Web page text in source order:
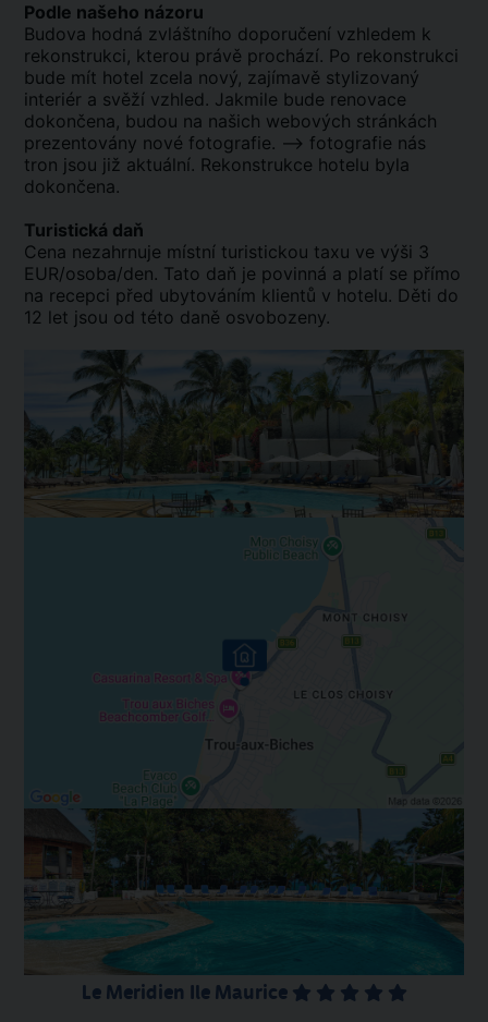
Podle našeho názoru
Budova hodná zvláštního doporučení vzhledem k
rekonstrukci, kterou právě prochází. Po rekonstrukci
bude mít hotel zcela nový, zajímavě stylizovaný
interiér a svěží vzhled. Jakmile bude renovace
dokončena, budou na našich webových stránkách
prezentovány nové fotografie. --> fotografie nás
tron jsou již aktuální. Rekonstrukce hotelu byla
dokončena.
Turistická daň
Cena nezahrnuje místní turistickou taxu ve výši 3
EUR/osoba/den. Tato daň je povinná a platí se přímo
na recepci před ubytováním klientů v hotelu. Děti do
12 let jsou od této daně osvobozeny.
Le Meridien Ile Maurice